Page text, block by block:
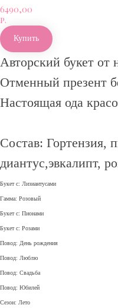
6490,00
р.
Купить
Авторский букет от
Отменный презент
Настоящая ода
Состав: Гортензия,
диантус,эвкалипт,
Букет с: Лизиантусами
Гамма: Розовый
Букет с: Пионами
Букет с: Розами
Повод: День рождения
Повод: Люблю
Повод: Свадьба
Повод: Юбилей
Сезон: Лето